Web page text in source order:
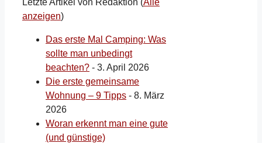
anzeigen)
Das erste Mal Camping: Was
sollte man unbedingt
beachten? - 3. April 2026
Die erste gemeinsame
Wohnung – 9 Tipps - 8. März
2026
Woran erkennt man eine gute
(und günstige)